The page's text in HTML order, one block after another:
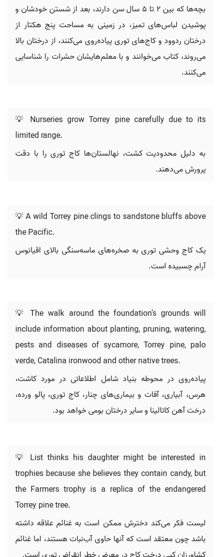
بچه‌ها که بین ۲ تا ۵ سال سن دارند، بعد از شستن خودشان و
پوشیدن لباس‌های تمیز، در زمینی به مساحت پنج هکتار از
درختان ردوود و کاج‌های توری پیاده‌روی می‌کنند، از درختان بالا
می‌روند، کتاب می‌خوانند و با معلم‌هایشان حشرات را شناسایی
می‌کنند.
💡 Nurseries grow Torrey pine carefully due to its
limited range.
به دلیل محدودیت کشت، نهالستان‌ها کاج توری را با دقت
پرورش می‌دهند.
💡 A wild Torrey pine clings to sandstone bluffs above
the Pacific.
یک کاج وحشی توری به صخره‌های ماسه‌سنگی بالای اقیانوس
آرام چسبیده است.
💡 The walk around the foundation’s grounds will
include information about planting, pruning, watering,
pests and diseases of sycamore, Torrey pine, palo
verde, Catalina ironwood and other native trees.
پیاده‌روی در محوطه بنیاد شامل اطلاعاتی در مورد کاشت،
هرس، آبیاری، آفات و بیماری‌های چنار، کاج توری، پالو ورده،
درخت آهن کاتالینا و سایر درختان بومی خواهد بود.
💡 List thinks his daughter might be interested in
trophies because she believes they contain candy, but
the Farmers trophy is a replica of the endangered
Torrey pine tree.
لیست فکر می‌کند دخترش ممکن است به غنائم علاقه داشته
باشد چون معتقد است که آنها حاوی آب‌نبات هستند، اما غنائم